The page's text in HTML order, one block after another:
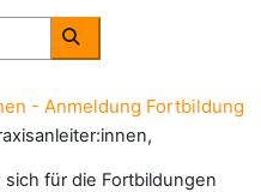
Buscar cursos
- Anmeldung Fortbildung
sich für die Fortbildungen